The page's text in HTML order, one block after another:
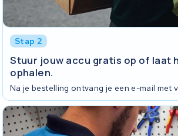
Stap 2
Stuur jouw accu gratis op of laat
ophalen.
Na je bestelling ontvang je een e-mail met